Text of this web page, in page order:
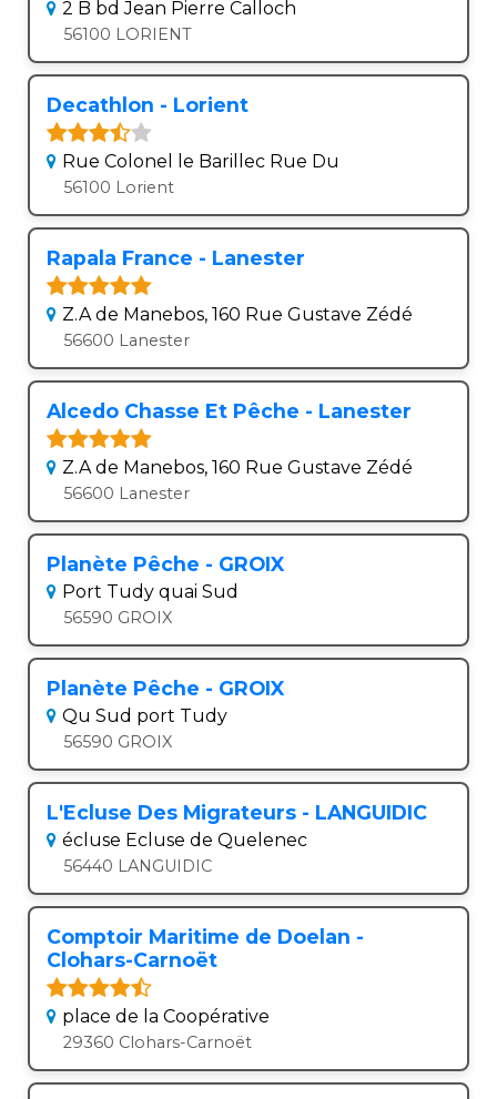
2 B bd Jean Pierre Calloch
56100 LORIENT
Decathlon - Lorient
Rue Colonel le Barillec Rue Du
56100 Lorient
Rapala France - Lanester
Z.A de Manebos, 160 Rue Gustave Zédé
56600 Lanester
Alcedo Chasse Et Pêche - Lanester
Z.A de Manebos, 160 Rue Gustave Zédé
56600 Lanester
Planète Pêche - GROIX
Port Tudy quai Sud
56590 GROIX
Planète Pêche - GROIX
Qu Sud port Tudy
56590 GROIX
L'Ecluse Des Migrateurs - LANGUIDIC
écluse Ecluse de Quelenec
56440 LANGUIDIC
Comptoir Maritime de Doelan -
Clohars-Carnoët
place de la Coopérative
29360 Clohars-Carnoët